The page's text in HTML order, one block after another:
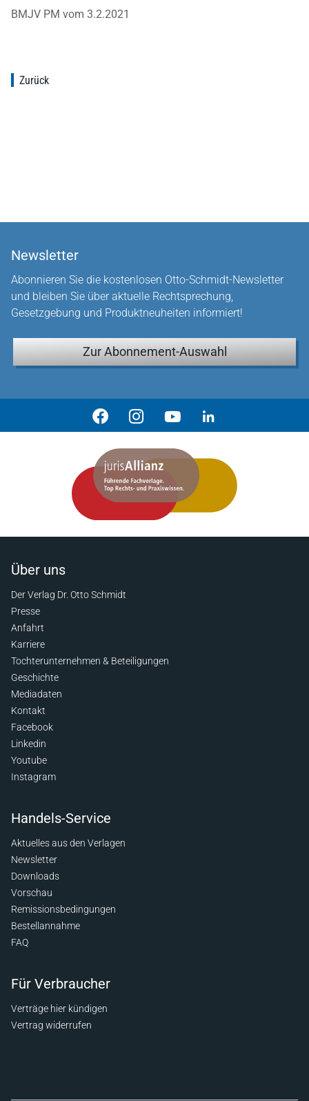
BMJV PM vom 3.2.2021
Zurück
Newsletter
Abonnieren Sie die kostenlosen Otto-Schmidt-Newsletter
und bleiben Sie über aktuelle Rechtsprechung,
Gesetzgebung und Produktneuheiten informiert!
Zur Abonnement-Auswahl
Über uns
Der Verlag Dr. Otto Schmidt
Presse
Anfahrt
Karriere
Tochterunternehmen & Beteiligungen
Geschichte
Mediadaten
Kontakt
Facebook
Linkedin
Youtube
Instagram
Handels-Service
Aktuelles aus den Verlagen
Newsletter
Downloads
Vorschau
Remissionsbedingungen
Bestellannahme
FAQ
Für Verbraucher
Verträge hier kündigen
Vertrag widerrufen